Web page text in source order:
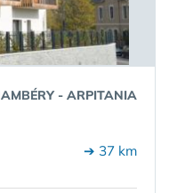
- ARPITANIA
➔ 37 km